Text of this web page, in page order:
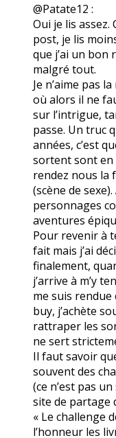
@Patate12 :
Oui je lis assez.
post, je lis
que j’ai un bon
malgré tout.
Je n’aime pas
où alors il ne
sur l’intrigue,
passe. Un truc
années, c’est
sortent sont en
rendez nous la
(scène de
personnages
aventures
Pour revenir à
fait mais j’ai
finalement,
j’arrive à m’y
me suis rendue
buy, j’achète
rattraper les
ne sert
Il faut savoir
souvent des
(ce n’est pas
site de partage
« Le challenge
l’honneur les